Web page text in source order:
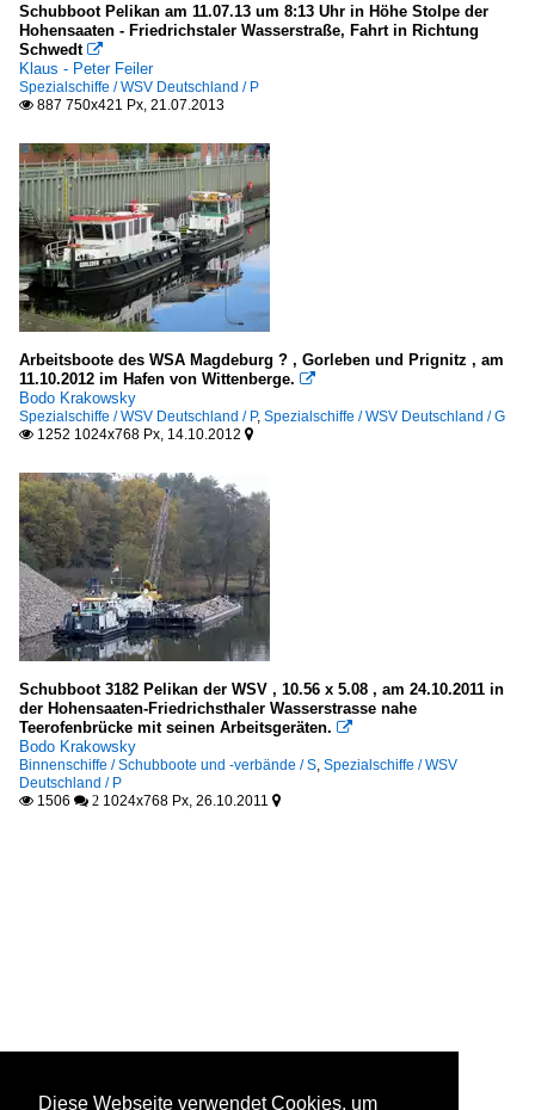
Schubboot Pelikan am 11.07.13 um 8:13 Uhr in Höhe Stolpe der
Hohensaaten - Friedrichstaler Wasserstraße, Fahrt in Richtung
Schwedt 
Klaus - Peter Feiler
Spezialschiffe / WSV Deutschland / P
 887 750x421 Px, 21.07.2013
Arbeitsboote des WSA Magdeburg ? , Gorleben und Prignitz , am
11.10.2012 im Hafen von Wittenberge. 
Bodo Krakowsky
Spezialschiffe / WSV Deutschland / P, Spezialschiffe / WSV Deutschland / G
 1252 1024x768 Px, 14.10.2012 
Schubboot 3182 Pelikan der WSV , 10.56 x 5.08 , am 24.10.2011 in
der Hohensaaten-Friedrichsthaler Wasserstrasse nahe
Teerofenbrücke mit seinen Arbeitsgeräten. 
Bodo Krakowsky
Binnenschiffe / Schubboote und -verbände / S, Spezialschiffe / WSV
Deutschland / P
 1506  2 1024x768 Px, 26.10.2011 
Diese Webseite verwendet Cookies, um